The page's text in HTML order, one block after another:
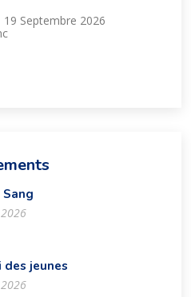
19 Septembre 2026
Sang
des jeunes